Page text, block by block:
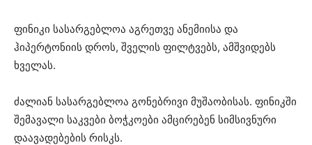
ფინიკი სასარგებლოა აგრეთვე ანემიისა და
ჰიპერტონიის დროს, შველის ფილტვებს, ამშვიდებს
ხველას.
ძალიან სასარგებლოა გონებრივი მუშაობისას. ფინიკში
შემავალი საკვები ბოჭკოები ამცირებენ სიმსივნური
დაავადებების რისკს.